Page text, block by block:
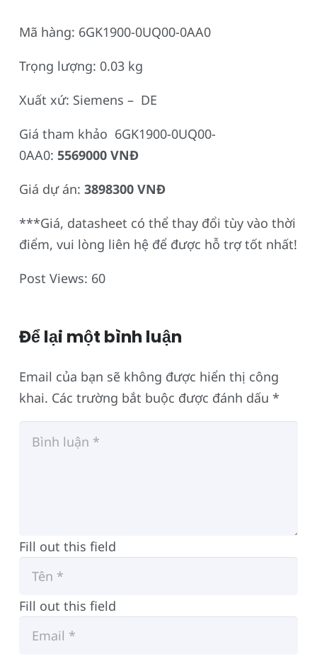
Mã hàng: 6GK1900-0UQ00-0AA0
Trọng lượng: 0.03 kg
Xuất xứ: Siemens – DE
Giá tham khảo 6GK1900-0UQ00-
0AA0: 5569000 VNĐ
Giá dự án: 3898300 VNĐ
***Giá, datasheet có thể thay đổi tùy vào thời
điểm, vui lòng liên hệ để được hỗ trợ tốt nhất!
Post Views: 60
Để lại một bình luận
Email của bạn sẽ không được hiển thị công
khai. Các trường bắt buộc được đánh dấu *
Fill out this field
Fill out this field